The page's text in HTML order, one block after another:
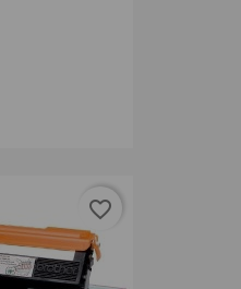
favorite_border